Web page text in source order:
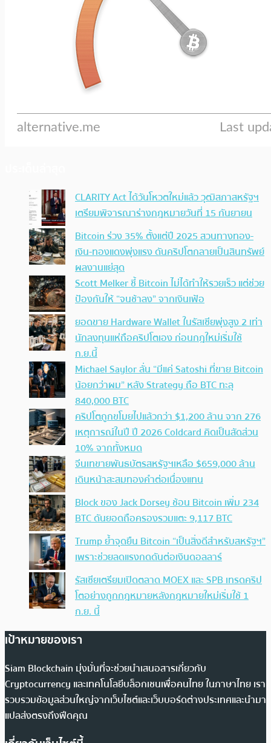
CLARITY Act ได้วันโหวตใหม่แล้ว วุฒิสภาสหรัฐฯ
เตรียมพิจารณาร่างกฎหมายวันที่ 15 กันยายน
Bitcoin ร่วง 35% ตั้งแต่ปี 2025 สวนทางทอง-
เงิน-ทองแดงพุ่งแรง ดันคริปโตกลายเป็นสินทรัพย์
ผลงานแย่สุด
Scott Melker ชี้ Bitcoin ไม่ได้ทำให้รวยเร็ว แต่ช่วย
ป้องกันให้ “จนช้าลง” จากเงินเฟ้อ
ยอดขาย Hardware Wallet ในรัสเซียพุ่งสูง 2 เท่า
นักลงทุนแห่ถือคริปโตเอง ก่อนกฎใหม่เริ่มใช้
ก.ย.นี้
Michael Saylor ลั่น “มีแค่ Satoshi ที่ขาย Bitcoin
น้อยกว่าผม” หลัง Strategy ถือ BTC ทะลุ
840,000 BTC
คริปโตถูกขโมยไปแล้วกว่า $1,200 ล้าน จาก 276
เหตุการณ์ในปี ปี 2026 Coldcard คิดเป็นสัดส่วน
10% จากทั้งหมด
จีนเทขายพันธบัตรสหรัฐฯเหลือ $659,000 ล้าน
เดินหน้าสะสมทองคำต่อเนื่องแทน
Block ของ Jack Dorsey ช้อน Bitcoin เพิ่ม 234
BTC ดันยอดถือครองรวมแตะ 9,117 BTC
Trump ย้ำจุดยืน Bitcoin “เป็นสิ่งดีสำหรับสหรัฐฯ”
เพราะช่วยลดแรงกดดันต่อเงินดอลลาร์
รัสเซียเตรียมเปิดตลาด MOEX และ SPB เทรดคริป
โตอย่างถูกกฎหมายหลังกฎหมายใหม่เริ่มใช้ 1
ก.ย. นี้
เป้าหมายของเรา
Siam Blockchain มุ่งมั่นที่จะช่วยนำเสนอสารเกี่ยวกับ
Cryptocurrency และเทคโนโลยีบล็อกเชนเพื่อคนไทย ในภาษาไทย เรา
รวบรวมข้อมูลส่วนใหญ่จากเว็บไซต์และเว็บบอร์ดต่างประเทศและนำมา
แปลส่งตรงถึงฟีดคุณ